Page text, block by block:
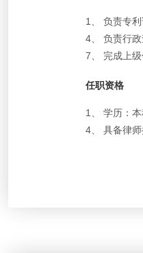
1、 负责专
4、 负责行政
7、 完成上级
任职资格
1、 学历：
4、 具备律